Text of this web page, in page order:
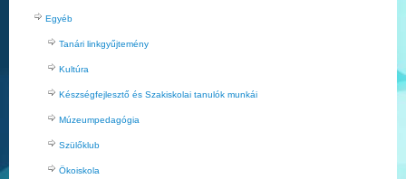
Egyéb
Tanári linkgyűjtemény
Kultúra
Készségfejlesztő és Szakiskolai tanulók munkái
Múzeumpedagógia
Szülőklub
Ökoiskola